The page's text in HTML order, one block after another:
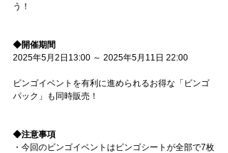
う！
◆開催期間
2025年5月2日13:00 ～ 2025年5月11日 22:00
ビンゴイベントを有利に進められるお得な「ビンゴ
パック」も同時販売！
◆注意事項
・今回のビンゴイベントはビンゴシートが全部で7枚